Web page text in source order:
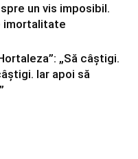
un vis imposibil.
imortalitate
„Să câștigi.
Iar apoi să